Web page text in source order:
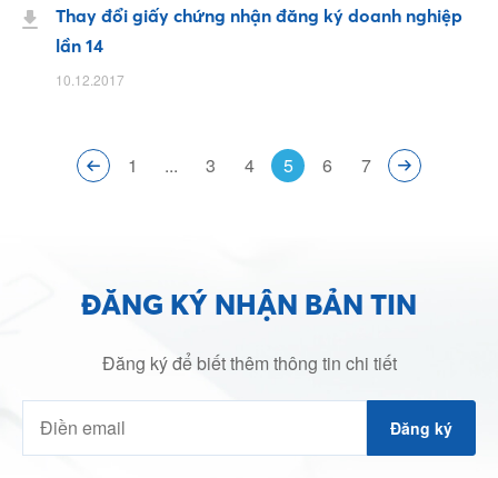
Thay đổi giấy chứng nhận đăng ký doanh nghiệp
lần 14
10.12.2017
1 ... 3 4 5 6 7
ĐĂNG KÝ NHẬN BẢN TIN
Đăng ký để biết thêm thông tin chi tiết
Đăng ký